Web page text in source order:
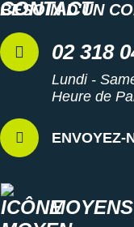
BESOIN D'UN
02 318
Lundi -
Heure de
ENVOYEZ-